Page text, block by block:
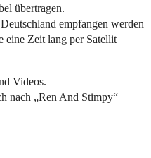
übertragen.
empfangen werden
eine Zeit lang per Satellit
Videos.
nach „Ren And Stimpy“